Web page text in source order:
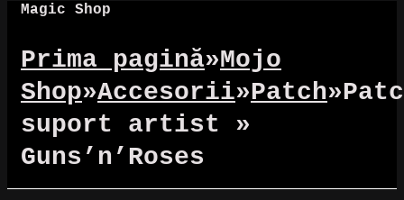
Magic Shop
Prima pagină»Mojo
Shop»Accesorii»Patch»
suport artist »
Guns’n’Roses